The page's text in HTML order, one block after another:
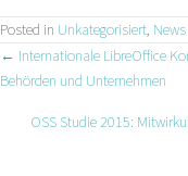
Posted in Unkategorisiert, News
Posts
navigation
← Internationale LibreOffice
Behörden und Unternehmen
OSS Studie 2015: